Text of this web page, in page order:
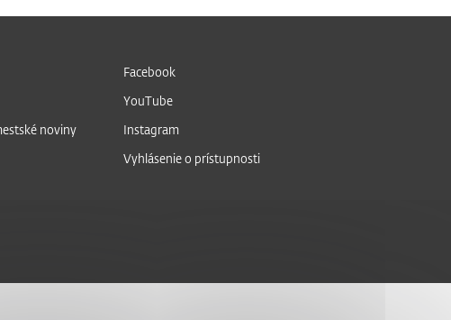
noviny
Facebook
YouTube
Instagram
Vyhlásenie o prístupnosti